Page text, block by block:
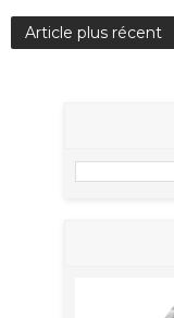
Article plus récent